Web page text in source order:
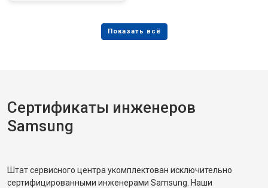
Сертификаты инженеров
Samsung
Штат сервисного центра укомплектован исключительно
сертифицированными инженерами Samsung. Наши